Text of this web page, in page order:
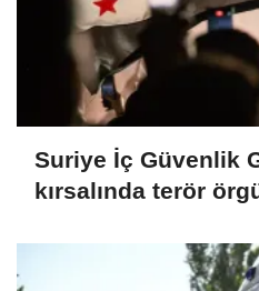
Suriye İç Güvenlik
kırsalında terör